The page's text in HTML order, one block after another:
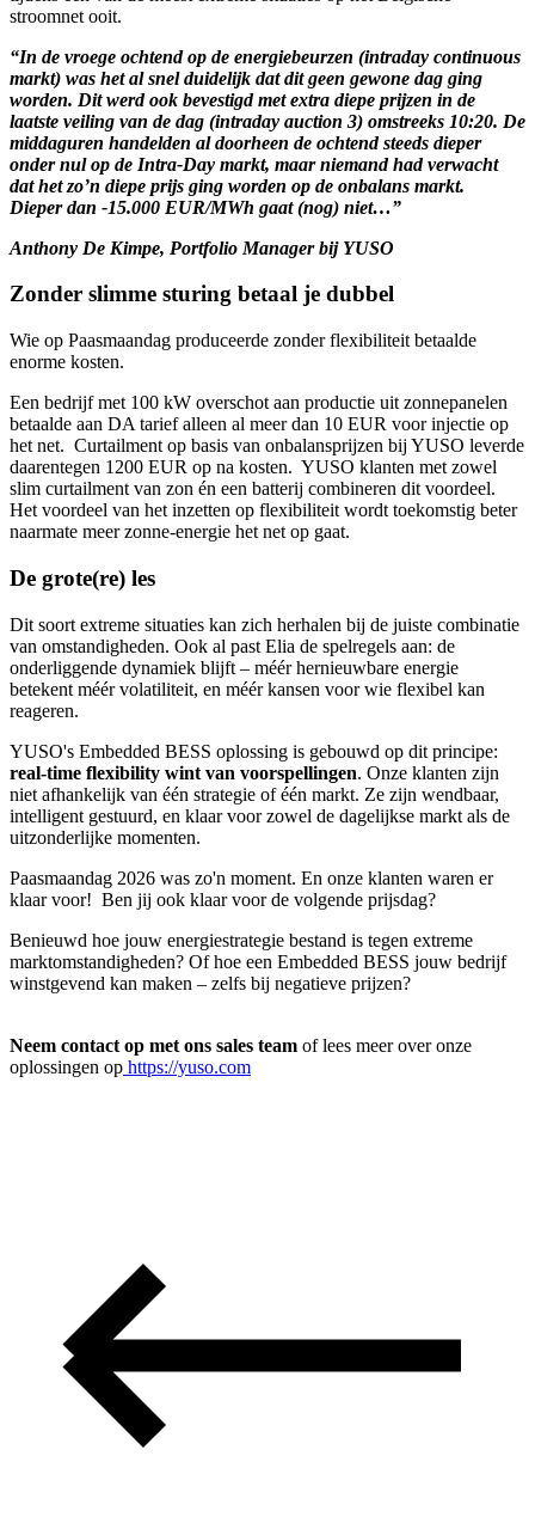
stroomnet ooit.
“In de vroege ochtend op de energiebeurzen (intraday continuous
markt) was het al snel duidelijk dat dit geen gewone dag ging
worden. Dit werd ook bevestigd met extra diepe prijzen in de
laatste veiling van de dag (intraday auction 3) omstreeks 10:20. De
middaguren handelden al doorheen de ochtend steeds dieper
onder nul op de Intra-Day markt, maar niemand had verwacht
dat het zo’n diepe prijs ging worden op de onbalans markt.
Dieper dan -15.000 EUR/MWh gaat (nog) niet…”
Anthony De Kimpe, Portfolio Manager bij YUSO
Zonder slimme sturing betaal je dubbel
Wie op Paasmaandag produceerde zonder flexibiliteit betaalde
enorme kosten.
Een bedrijf met 100 kW overschot aan productie uit zonnepanelen
betaalde aan DA tarief alleen al meer dan 10 EUR voor injectie op
het net. Curtailment op basis van onbalansprijzen bij YUSO leverde
daarentegen 1200 EUR op na kosten. YUSO klanten met zowel
slim curtailment van zon én een batterij combineren dit voordeel.
Het voordeel van het inzetten op flexibiliteit wordt toekomstig beter
naarmate meer zonne-energie het net op gaat.
De grote(re) les
Dit soort extreme situaties kan zich herhalen bij de juiste combinatie
van omstandigheden. Ook al past Elia de spelregels aan: de
onderliggende dynamiek blijft – méér hernieuwbare energie
betekent méér volatiliteit, en méér kansen voor wie flexibel kan
reageren.
YUSO's Embedded BESS oplossing is gebouwd op dit principe:
real-time flexibility wint van voorspellingen. Onze klanten zijn
niet afhankelijk van één strategie of één markt. Ze zijn wendbaar,
intelligent gestuurd, en klaar voor zowel de dagelijkse markt als de
uitzonderlijke momenten.
Paasmaandag 2026 was zo'n moment. En onze klanten waren er
klaar voor! Ben jij ook klaar voor de volgende prijsdag?
Benieuwd hoe jouw energiestrategie bestand is tegen extreme
marktomstandigheden? Of hoe een Embedded BESS jouw bedrijf
winstgevend kan maken – zelfs bij negatieve prijzen?
Neem contact op met ons sales team of lees meer over onze
oplossingen op https://yuso.com